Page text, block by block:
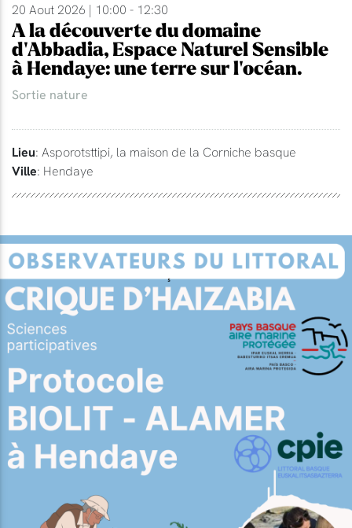
20 Aout 2026 | 10:00 - 12:30
A la découverte du domaine
d'Abbadia, Espace Naturel Sensible
à Hendaye: une terre sur l'océan.
Sortie nature
Lieu: Asporotsttipi, la maison de la Corniche basque
Ville: Hendaye